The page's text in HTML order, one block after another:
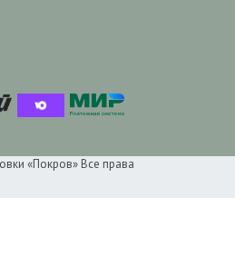
«Покров» Все права